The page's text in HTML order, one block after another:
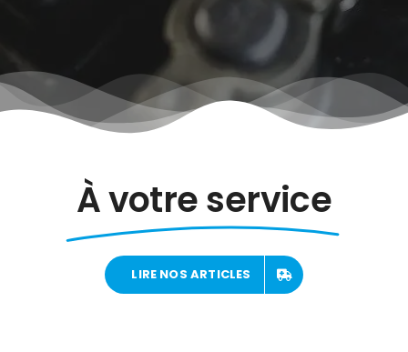
À votre service
LIRE NOS ARTICLES